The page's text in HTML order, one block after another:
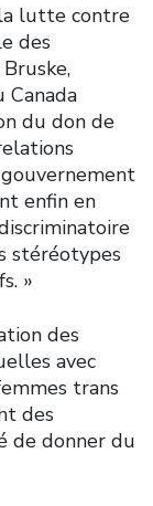
la lutte contre
des
du don de
enfin en
stéréotypes
»
des
avec
trans
des
de donner du